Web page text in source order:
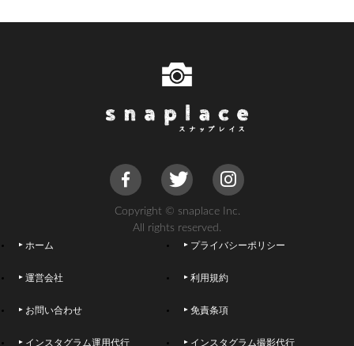
Copyright © snaplace Inc.
All rights reserved.
ホーム プライバシーポリシー
運営会社 利用規約
お問い合わせ 免責条項
インスタグラム運用代行 インスタグラム撮影代行